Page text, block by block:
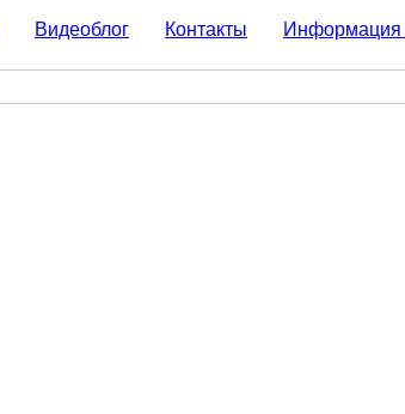
Видеоблог Контакты Информация